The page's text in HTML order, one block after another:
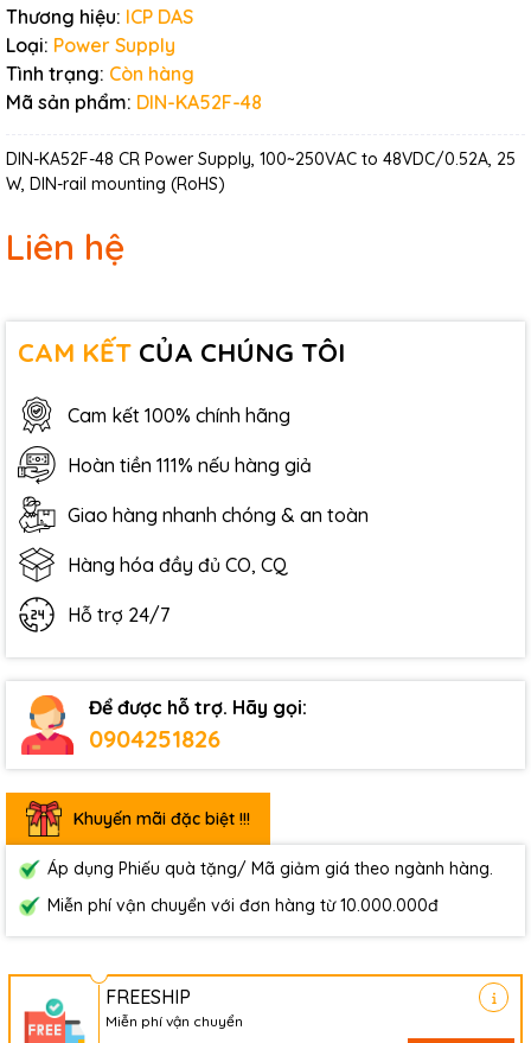
Thương hiệu: ICP DAS
Loại: Power Supply
Tình trạng: Còn hàng
Mã sản phẩm: DIN-KA52F-48
DIN-KA52F-48 CR Power Supply, 100~250VAC to 48VDC/0.52A, 25
W, DIN-rail mounting (RoHS)
Liên hệ
CAM KẾT CỦA CHÚNG TÔI
Cam kết 100% chính hãng
Hoàn tiền 111% nếu hàng giả
Giao hàng nhanh chóng & an toàn
Hàng hóa đầy đủ CO, CQ
Hỗ trợ 24/7
Để được hỗ trợ. Hãy gọi:
0904251826
Khuyến mãi đặc biệt !!!
Áp dụng Phiếu quà tặng/ Mã giảm giá theo ngành hàng.
Miễn phí vận chuyển với đơn hàng từ 10.000.000đ
FREESHIP
Miễn phí vận chuyển